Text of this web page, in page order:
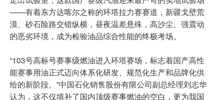
——有着东方达喀尔之称的环塔拉力赛赛道，新疆戈壁荒
漠、砂石险路交错纵横，昼夜温差悬殊，高沙尘、强震动
的恶劣环境，成为检验油品综合性能的终极考场。
“103号高标号赛事级燃油进入环塔赛场，标志着国产高性
能赛事用油正式迈向体系化研发、规范化生产和品牌化供
给的新阶段。”中国石化销售股份有限公司副总经理刘志华
认为，这不仅填补了国内顶级赛事燃油的空白，更为我国